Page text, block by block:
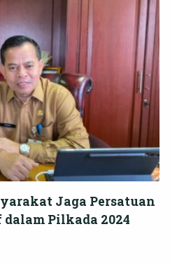
Jaga Persatuan
Pilkada 2024